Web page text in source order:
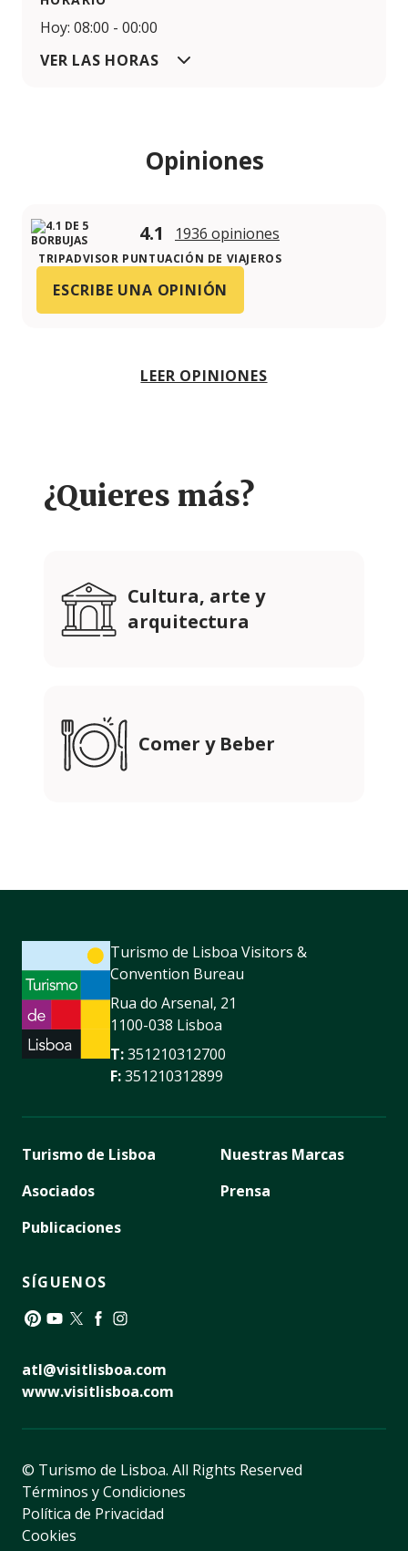
Hoy: 08:00 - 00:00
VER LAS HORAS
Opiniones
4.1 1936 opiniones
TRIPADVISOR PUNTUACIÓN DE VIAJEROS
ESCRIBE UNA OPINIÓN
LEER OPINIONES
¿Quieres más?
Cultura, arte y
arquitectura
Comer y Beber
Turismo de Lisboa Visitors &
Convention Bureau
Rua do Arsenal, 21
1100-038 Lisboa
T:351210312700
F:351210312899
Turismo de Lisboa
Asociados
Publicaciones
Nuestras Marcas
Prensa
SÍGUENOS
atl@visitlisboa.com
www.visitlisboa.com
© Turismo de Lisboa. All Rights Reserved
Términos y Condiciones
Política de Privacidad
Cookies